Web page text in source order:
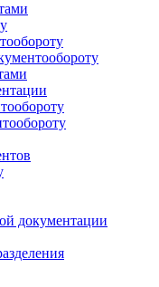
документации